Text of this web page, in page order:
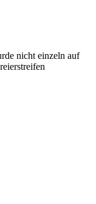
nicht einzeln auf